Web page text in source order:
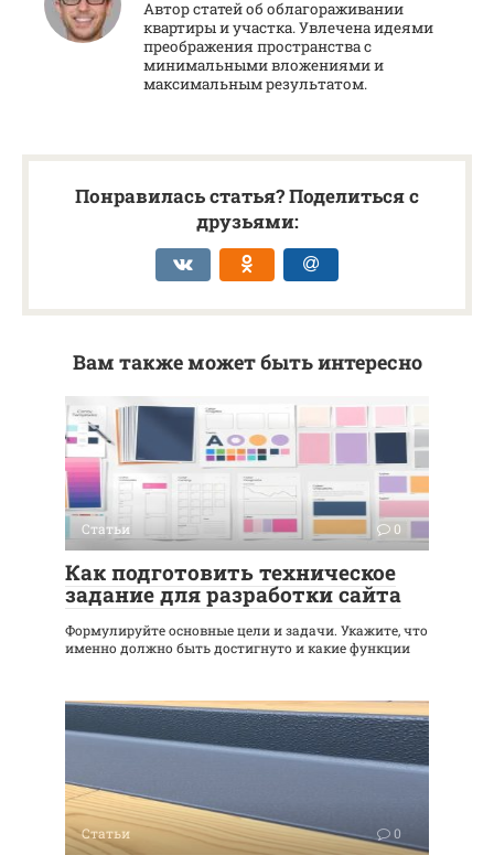
Автор статей об облагораживании
квартиры и участка. Увлечена идеями
преображения пространства с
минимальными вложениями и
максимальным результатом.
Понравилась статья? Поделиться с
друзьями:
Вам также может быть интересно
Статьи 0
Как подготовить техническое
задание для разработки сайта
Формулируйте основные цели и задачи. Укажите, что
именно должно быть достигнуто и какие функции
Статьи 0